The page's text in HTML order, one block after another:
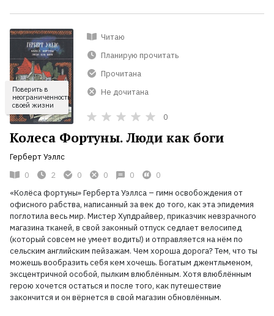
Поверить в
неограниченность
своей жизни
Читаю
Планирую прочитать
Прочитана
Не дочитана
0
Колеса Фортуны. Люди как боги
Герберт Уэллс
0
2 0 0 0
0
«Колёса фортуны» Герберта Уэллса – гимн освобождения от
офисного рабства, написанный за век до того, как эта эпидемия
поглотила весь мир. Мистер Хупдрайвер, приказчик невзрачного
магазина тканей, в свой законный отпуск седлает велосипед
(который совсем не умеет водить!) и отправляется на нём по
сельским английским пейзажам. Чем хороша дорога? Тем, что ты
можешь вообразить себя кем хочешь. Богатым джентльменом,
эксцентричной особой, пылким влюблённым. Хотя влюблённым
герою хочется остаться и после того, как путешествие
закончится и он вёрнется в свой магазин обновлённым.